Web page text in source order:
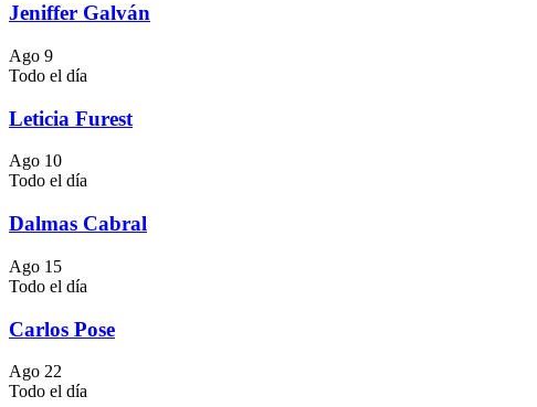
Jeniffer Galván
Ago 9
Todo el día
Leticia Furest
Ago 10
Todo el día
Dalmas Cabral
Ago 15
Todo el día
Carlos Pose
Ago 22
Todo el día